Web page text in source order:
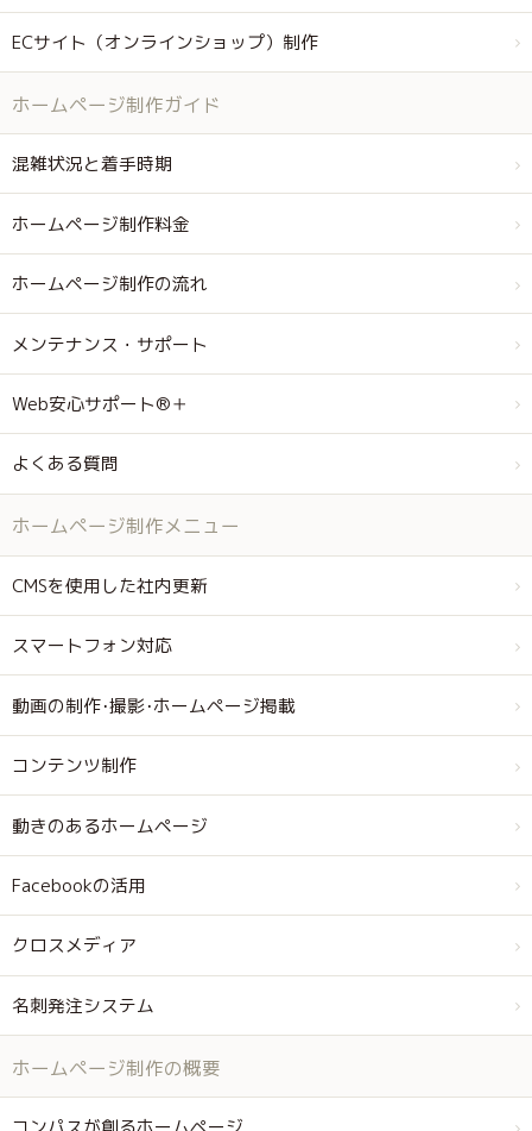
ECサイト（オンラインショップ）制作
ホームページ制作ガイド
混雑状況と着手時期
ホームページ制作料金
ホームページ制作の流れ
メンテナンス・サポート
Web安心サポート®＋
よくある質問
ホームページ制作メニュー
CMSを使用した社内更新
スマートフォン対応
動画の制作･撮影･ホームページ掲載
コンテンツ制作
動きのあるホームページ
Facebookの活用
クロスメディア
名刺発注システム
ホームページ制作の概要